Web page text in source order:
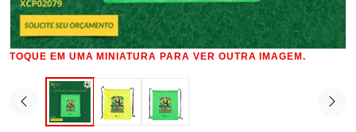
TOQUE EM UMA MINIATURA PARA VER OUTRA IMAGEM.